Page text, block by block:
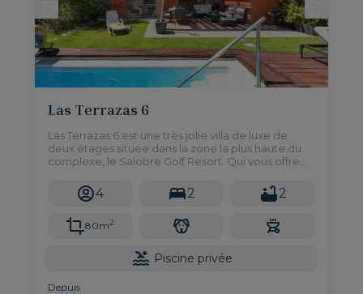
Las Terrazas 6
Las Terrazas 6 est une très jolie villa de luxe de
deux étages située dans la zone la plus haute du
complexe, le Salobre Golf Resort. Qui vous offre
4 2 2
80m2
Piscine privée
Depuis